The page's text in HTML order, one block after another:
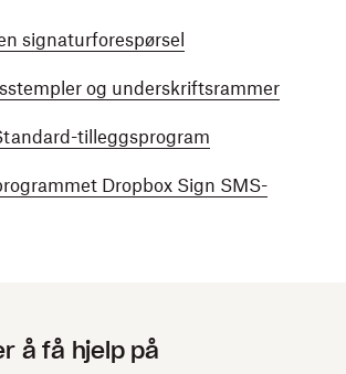
signaturforespørsel
og underskriftsrammer
tilleggsprogram
Dropbox Sign SMS-
å få hjelp på